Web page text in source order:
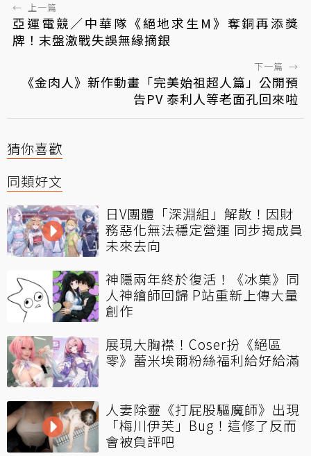
← 上一篇
亞運電競／中華隊《絕地求生M》奪銅再添獎
牌！末盤激戰失誤無緣摘銀
下一篇 →
《金肉人》新作動畫「完美始祖超人篇」公開預
告PV 泰利人等老面孔回來啦
猜你喜歡
同類好文
日V團體「深淵組」解散！因財
務惡化無法穩定營運 同步揭成員
未來去向
神隱兩年終於復活！《冰菓》同
人神繪師回歸 P站重新上傳大量
創作
展現大胸襟！Coser扮《絕區
零》蕾米埃爾粉絲福利給好給滿
人妻除靈《打屁股驅魔師》出現
「梅川伊芙」Bug！這修了反而
會被負評吧